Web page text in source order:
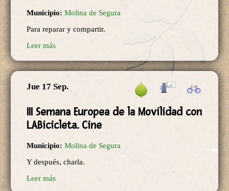
Municipio: Molina de Segura
Para reparar y compartir.
Leer más
Jue 17 Sep.
III Semana Europea de la Movilidad con
LABicicleta. Cine
Municipio: Molina de Segura
Y después, charla.
Leer más